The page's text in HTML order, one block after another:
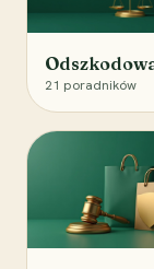
21 poradników